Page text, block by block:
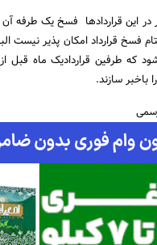
در این قراردادها فسخ یک طرفه
فسخ قرارداد امکان پذیر نیست
که طرفین قراردادیک ماه قبل
باخبر سازند.